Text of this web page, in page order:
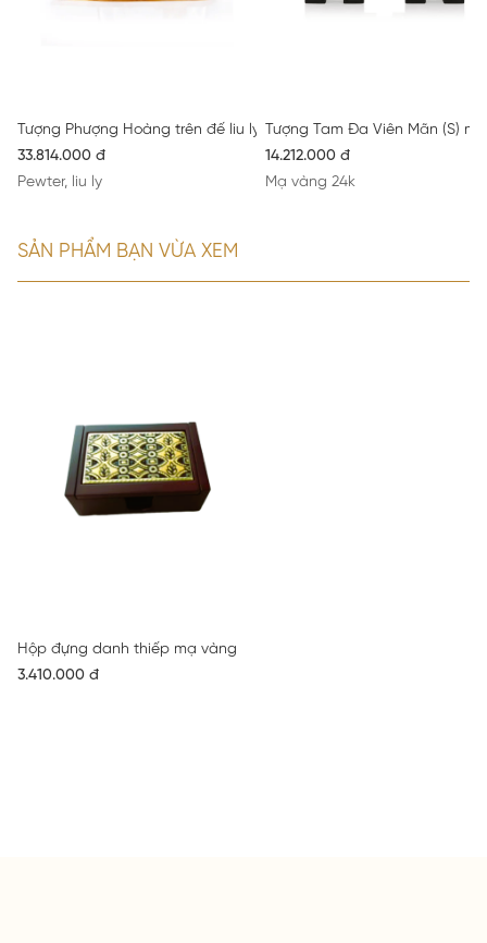
Tượng Phượng Hoàng trên đế liu ly
33.814.000 đ
Pewter, liu ly
Tượng Tam Đa Viên Mãn (S)
14.212.000 đ
Mạ vàng 24k
SẢN PHẨM BẠN VỪA XEM
Hộp đựng danh thiếp mạ vàng
3.410.000 đ